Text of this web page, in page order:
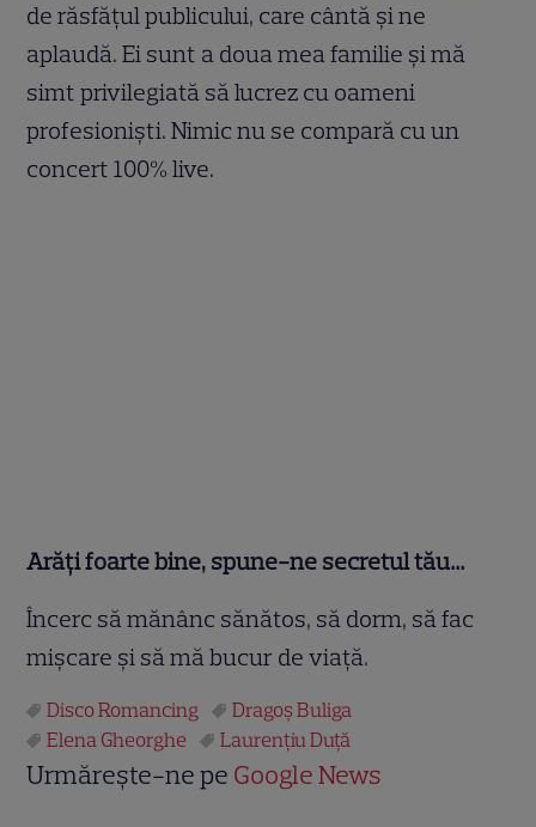
de răsfăţul publicului, care cântă şi ne
aplaudă. Ei sunt a doua mea familie şi mă
simt privilegiată să lucrez cu oameni
profesionişti. Nimic nu se compară cu un
concert 100% live.
Arăţi foarte bine, spune-ne secretul tău…
Încerc să mănânc sănătos, să dorm, să fac
mişcare şi să mă bucur de viaţă.
Disco Romancing
Dragoş Buliga
Elena Gheorghe
Laurenţiu Duţă
Urmărește-ne pe Google News